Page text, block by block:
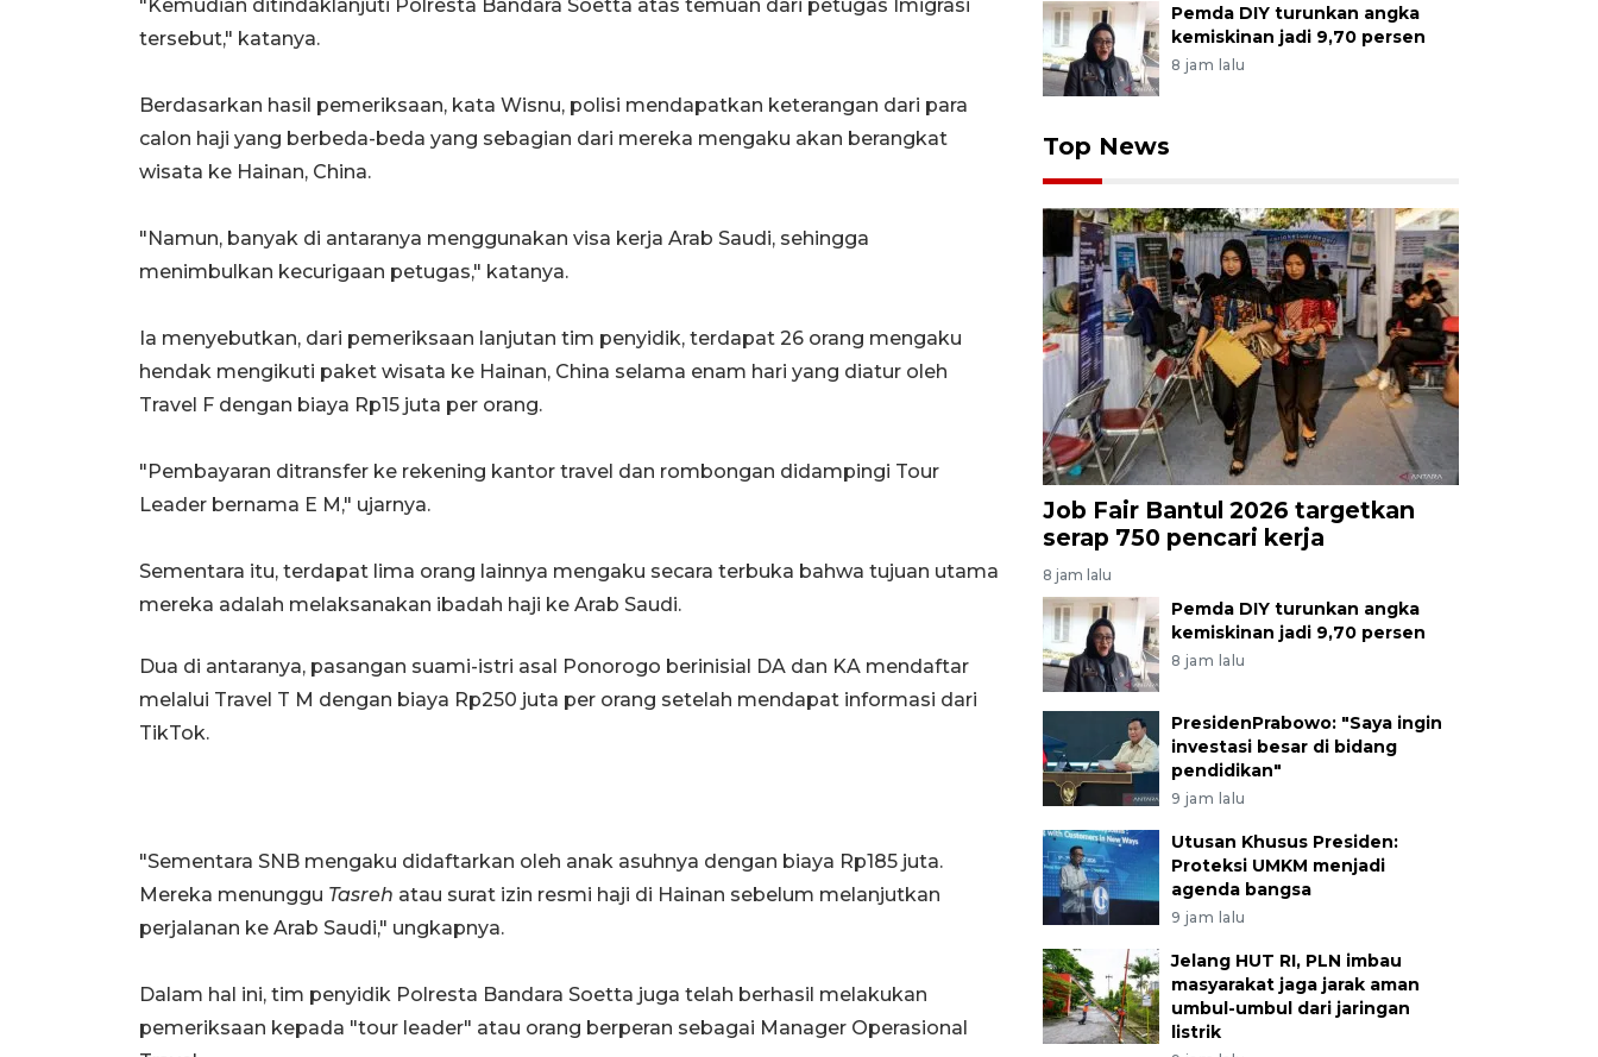
"Kemudian ditindaklanjuti Polresta Bandara Soetta atas temuan dari petugas Imigrasi
tersebut," katanya.
Berdasarkan hasil pemeriksaan, kata Wisnu, polisi mendapatkan keterangan dari para
calon haji yang berbeda-beda yang sebagian dari mereka mengaku akan berangkat
wisata ke Hainan, China.
"Namun, banyak di antaranya menggunakan visa kerja Arab Saudi, sehingga
menimbulkan kecurigaan petugas," katanya.
Ia menyebutkan, dari pemeriksaan lanjutan tim penyidik, terdapat 26 orang mengaku
hendak mengikuti paket wisata ke Hainan, China selama enam hari yang diatur oleh
Travel F dengan biaya Rp15 juta per orang.
"Pembayaran ditransfer ke rekening kantor travel dan rombongan didampingi Tour
Leader bernama E M," ujarnya.
Sementara itu, terdapat lima orang lainnya mengaku secara terbuka bahwa tujuan utama
mereka adalah melaksanakan ibadah haji ke Arab Saudi.
Dua di antaranya, pasangan suami-istri asal Ponorogo berinisial DA dan KA mendaftar
melalui Travel T M dengan biaya Rp250 juta per orang setelah mendapat informasi dari
TikTok.
"Sementara SNB mengaku didaftarkan oleh anak asuhnya dengan biaya Rp185 juta.
Mereka menunggu Tasreh atau surat izin resmi haji di Hainan sebelum melanjutkan
perjalanan ke Arab Saudi," ungkapnya.
Dalam hal ini, tim penyidik Polresta Bandara Soetta juga telah berhasil melakukan
pemeriksaan kepada "tour leader" atau orang berperan sebagai Manager Operasional
Pemda DIY turunkan angka
kemiskinan jadi 9,70 persen
8 jam lalu
Top News
Job Fair Bantul 2026 targetkan
serap 750 pencari kerja
8 jam lalu
Pemda DIY turunkan angka
kemiskinan jadi 9,70 persen
8 jam lalu
PresidenPrabowo: "Saya ingin
investasi besar di bidang
pendidikan"
9 jam lalu
Utusan Khusus Presiden:
Proteksi UMKM menjadi
agenda bangsa
9 jam lalu
Jelang HUT RI, PLN imbau
masyarakat jaga jarak aman
umbul-umbul dari jaringan
listrik